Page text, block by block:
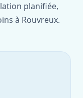
planifiée,
à Rouvreux.